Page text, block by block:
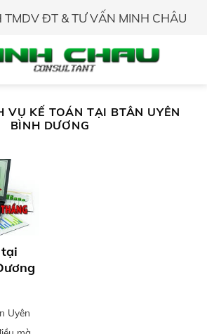
TMDV ĐT & TƯ VẤN MINH CHÂU
VỤ KẾ TOÁN TẠI BTÂN UYÊN
BÌNH DƯƠNG
Uyên